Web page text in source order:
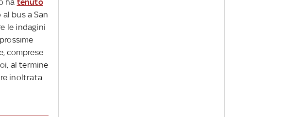
ha tenuto
bus a San
le indagini
comprese
al termine
inoltrata